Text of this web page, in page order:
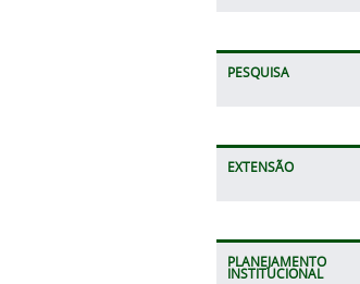
PESQUISA
EXTENSÃO
PLANEJAMENTO
INSTITUCIONAL